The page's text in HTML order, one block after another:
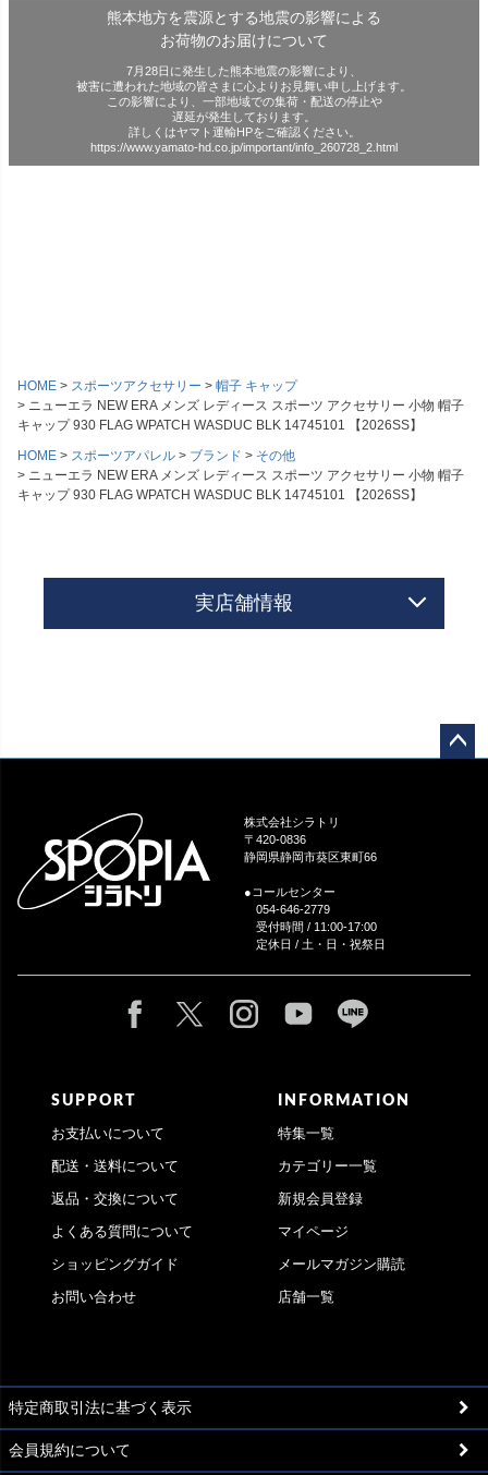
熊本地方を震源とする地震の影響による
お荷物のお届けについて
7月28日に発生した熊本地震の影響により、
被害に遭われた地域の皆さまに心よりお見舞い申し上げます。
この影響により、一部地域での集荷・配送の停止や
遅延が発生しております。
詳しくはヤマト運輸HPをご確認ください。
https://www.yamato-hd.co.jp/important/info_260728_2.html
HOME スポーツアクセサリー
帽子 キャップ
ニューエラ NEW ERA メンズ レディース スポーツ アクセサリー 小物 帽子
キャップ 930 FLAG WPATCH WASDUC BLK 14745101 【2026SS】
HOME
スポーツアパレル ブランド
その他
ニューエラ NEW ERA メンズ レディース スポーツ アクセサリー 小物 帽子
キャップ 930 FLAG WPATCH WASDUC BLK 14745101 【2026SS】
実店舗情報
株式会社シラトリ
〒420-0836
静岡県静岡市葵区東町66
●コールセンター
054-646-2779
受付時間 / 11:00-17:00
定休日 / 土・日・祝祭日
SUPPORT
お支払いについて
配送・送料について
返品・交換について
よくある質問について
ショッピングガイド
お問い合わせ
INFORMATION
特集一覧
カテゴリー一覧
新規会員登録
マイページ
メールマガジン購読
店舗一覧
特定商取引法に基づく表示
会員規約について